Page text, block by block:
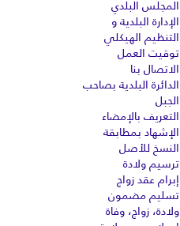
المجلس البلدي
الإدارة البلدية و
التنظيم الهيكلي
توقيت العمل
الاتصال بنا
الدائرة البلدية بصاحب
الجبل
التعريف بالإمضاء
الإشهاد بمطابقة
النسخ للأصل
ترسيم ولادة
إبرام عقد زواج
تسليم مضمون
ولادة، زواج، وفاة